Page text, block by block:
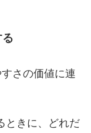
さの価値に連
ときに、どれだ